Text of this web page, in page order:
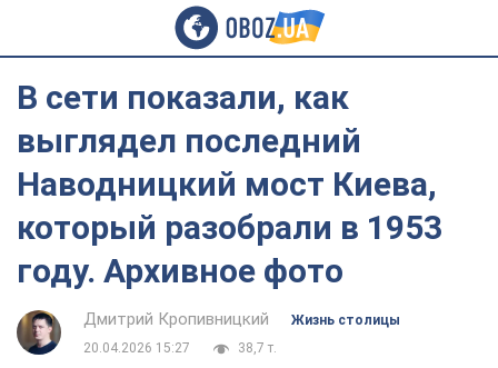
В сети показали, как
выглядел последний
Наводницкий мост Киева,
который разобрали в 1953
году. Архивное фото
Дмитрий Кропивницкий
Жизнь столицы
20.04.2026 15:27
38,7 т.